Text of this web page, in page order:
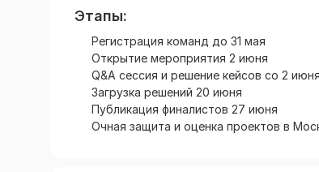
Этапы:
Регистрация команд до 31 мая
Открытие мероприятия 2 июня
Q&A сессия и решение кейсов со 2
Загрузка решений 20 июня
Публикация финалистов 27 июня
Очная защита и оценка проектов в